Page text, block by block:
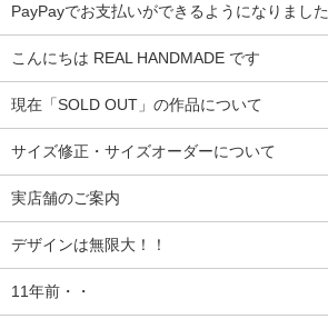
PayPayでお支払いができるようになりました
こんにちは REAL HANDMADE です
現在「SOLD OUT」の作品について
サイズ修正・サイズオーダーについて
実店舗のご案内
デザインは無限大！！
11年前・・